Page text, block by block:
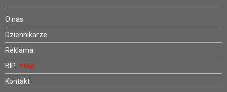
O nas
Dziennikarze
Reklama
BIP
Kontakt